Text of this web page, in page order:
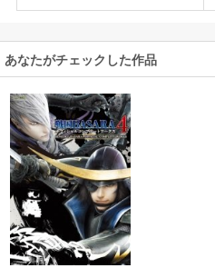
あなたがチェックした作品